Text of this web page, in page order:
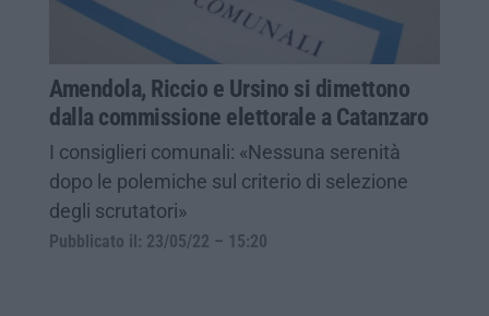
Amendola, Riccio e Ursino si dimettono
dalla commissione elettorale a Catanzaro
I consiglieri comunali: «Nessuna serenità
dopo le polemiche sul criterio di selezione
degli scrutatori»
Pubblicato il: 23/05/22 – 15:20